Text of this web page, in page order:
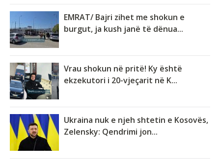
EMRAT/ Bajri zihet me shokun e
burgut, ja kush janë të dënua...
Vrau shokun në pritë! Ky është
ekzekutori i 20-vjeçarit në K...
Ukraina nuk e njeh shtetin e Kosovës,
Zelensky: Qendrimi jon...